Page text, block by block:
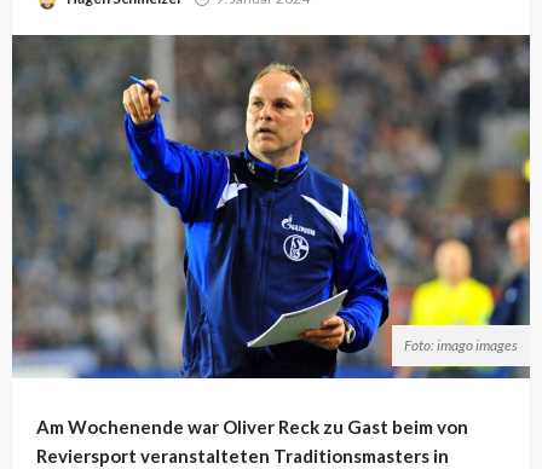
Foto: imago images
Am Wochenende war Oliver Reck zu Gast beim von
Reviersport veranstalteten Traditionsmasters in